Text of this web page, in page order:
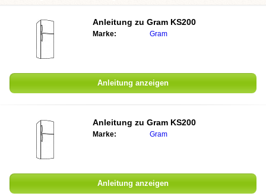
Anleitung zu Gram KS200
Marke: Gram
Anleitung anzeigen
Anleitung zu Gram KS200
Marke: Gram
Anleitung anzeigen